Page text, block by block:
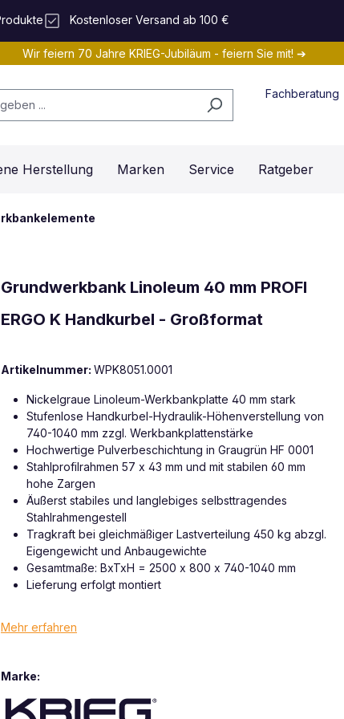
Kostenloser Versand ab 100 €
Wir feiern 70 Jahre KRIEG-Jubiläum - feiern Sie mit! ➔
Fachberatung
Herstellung Marken Service Ratgeber
Grundwerkbank Linoleum 40 mm PROFI
ERGO K Handkurbel - Großformat
Artikelnummer: WPK8051.0001
Nickelgraue Linoleum-Werkbankplatte 40 mm stark
Stufenlose Handkurbel-Hydraulik-Höhenverstellung von
740-1040 mm zzgl. Werkbankplattenstärke
Hochwertige Pulverbeschichtung in Graugrün HF 0001
Stahlprofilrahmen 57 x 43 mm und mit stabilen 60 mm
hohe Zargen
Äußerst stabiles und langlebiges selbsttragendes
Stahlrahmengestell
Tragkraft bei gleichmäßiger Lastverteilung 450 kg abzgl.
Eigengewicht und Anbaugewichte
Gesamtmaße: BxTxH = 2500 x 800 x 740-1040 mm
Lieferung erfolgt montiert
Mehr erfahren
Marke: